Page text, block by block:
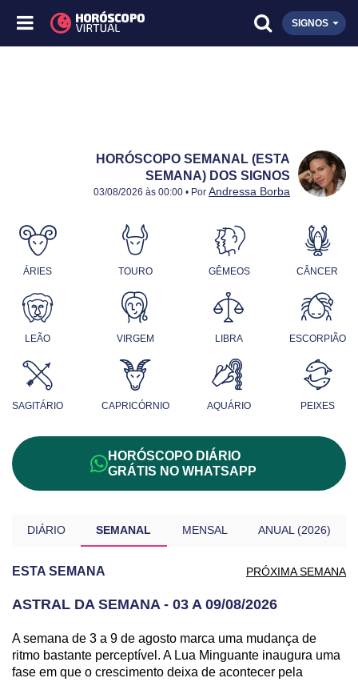
SIGNOS
HORÓSCOPO SEMANAL (ESTA
SEMANA) DOS SIGNOS
Publicado:
03 a 09/08/2026
Atualizado:
03 a 09/08/2026
03/08/2026 às 00:00 • Por Andressa Borba
ÁRIES TOURO GÊMEOS CÂNCER
LEÃO VIRGEM LIBRA ESCORPIÃO
SAGITÁRIO CAPRICÓRNIO AQUÁRIO PEIXES
HORÓSCOPO DIÁRIO
GRÁTIS NO WHATSAPP
DIÁRIO SEMANAL MENSAL ANUAL (2026)
ESTA SEMANA PRÓXIMA SEMANA
ASTRAL DA SEMANA - 03 A 09/08/2026
A semana de 3 a 9 de agosto marca uma mudança de
ritmo bastante perceptível. A Lua Minguante inaugura uma
fase em que o crescimento deixa de acontecer pela